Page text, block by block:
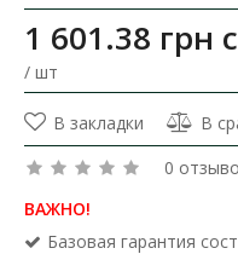
1 601.38 грн
/ шт
В закладки
В
0
ВАЖНО!
Базовая гарантия